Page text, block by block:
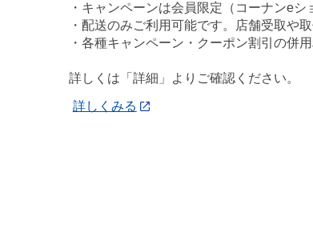
・キャンペーンは会員限定（コーナンe
・配送のみご利用可能です。店舗受取や
・各種キャンペーン・クーポン割引の併
詳しくは「詳細」よりご確認ください。
詳しくみる